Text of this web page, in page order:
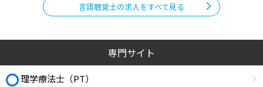
言語聴覚士の求人をすべて見る
専門サイト
理学療法士（PT）